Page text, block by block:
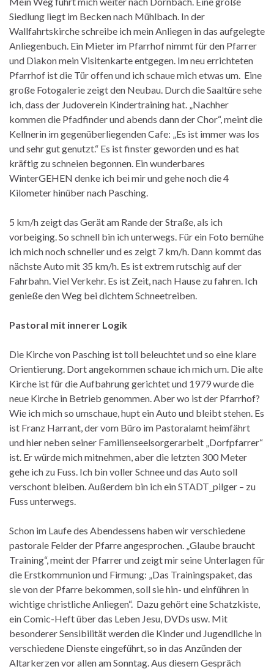
Siedlung liegt im Becken nach Mühlbach. In der
Wallfahrtskirche schreibe ich mein Anliegen in das aufgelegte
Anliegenbuch. Ein Mieter im Pfarrhof nimmt für den Pfarrer
und Diakon mein Visitenkarte entgegen. Im neu errichteten
Pfarrhof ist die Tür offen und ich schaue mich etwas um. Eine
große Fotogalerie zeigt den Neubau. Durch die Saaltüre sehe
ich, dass der Judoverein Kindertraining hat. „Nachher
kommen die Pfadfinder und abends dann der Chor“, meint die
Kellnerin im gegenüberliegenden Cafe: „Es ist immer was los
und sehr gut genutzt.“ Es ist finster geworden und es hat
kräftig zu schneien begonnen. Ein wunderbares
WinterGEHEN denke ich bei mir und gehe noch die 4
Kilometer hinüber nach Pasching.
5 km/h zeigt das Gerät am Rande der Straße, als ich
vorbeiging. So schnell bin ich unterwegs. Für ein Foto bemühe
ich mich noch schneller und es zeigt 7 km/h. Dann kommt das
nächste Auto mit 35 km/h. Es ist extrem rutschig auf der
Fahrbahn. Viel Verkehr. Es ist Zeit, nach Hause zu fahren. Ich
genieße den Weg bei dichtem Schneetreiben.
Pastoral mit innerer Logik
Die Kirche von Pasching ist toll beleuchtet und so eine klare
Orientierung. Dort angekommen schaue ich mich um. Die alte
Kirche ist für die Aufbahrung gerichtet und 1979 wurde die
neue Kirche in Betrieb genommen. Aber wo ist der Pfarrhof?
Wie ich mich so umschaue, hupt ein Auto und bleibt stehen. Es
ist Franz Harrant, der vom Büro im Pastoralamt heimfährt
und hier neben seiner Familienseelsorgerarbeit „Dorfpfarrer“
ist. Er würde mich mitnehmen, aber die letzten 300 Meter
gehe ich zu Fuss. Ich bin voller Schnee und das Auto soll
verschont bleiben. Außerdem bin ich ein STADT_pilger – zu
Fuss unterwegs.
Schon im Laufe des Abendessens haben wir verschiedene
pastorale Felder der Pfarre angesprochen. „Glaube braucht
Training“, meint der Pfarrer und zeigt mir seine Unterlagen für
die Erstkommunion und Firmung: „Das Trainingspaket, das
sie von der Pfarre bekommen, soll sie hin- und einführen in
wichtige christliche Anliegen“. Dazu gehört eine Schatzkiste,
ein Comic-Heft über das Leben Jesu, DVDs usw. Mit
besonderer Sensibilität werden die Kinder und Jugendliche in
verschiedene Dienste eingeführt, so in das Anzünden der
Altarkerzen vor allen am Sonntag. Aus diesem Gespräch